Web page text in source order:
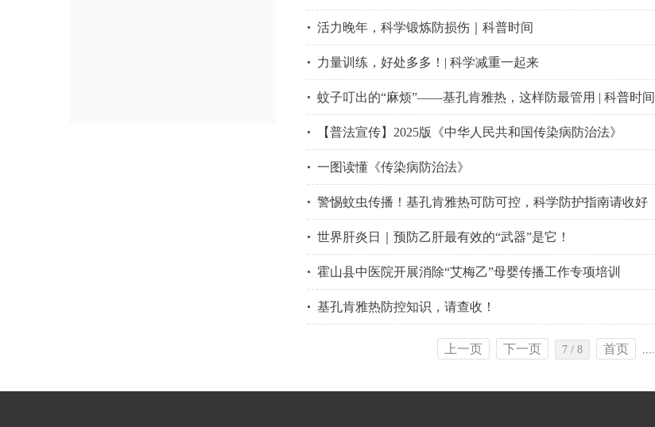
活力晚年，科学锻炼防损伤｜科普时间
力量训练，好处多多！| 科学减重一起来
蚊子叮出的“麻烦”——基孔肯雅热，这样防最管用 | 科普时间
【普法宣传】2025版《中华人民共和国传染病防治法》
一图读懂《传染病防治法》
警惕蚊虫传播！基孔肯雅热可防可控，科学防护指南请收好
世界肝炎日｜预防乙肝最有效的“武器”是它！
霍山县中医院开展消除“艾梅乙”母婴传播工作专项培训
基孔肯雅热防控知识，请查收！
上一页 下一页 7 / 8 首页 ....